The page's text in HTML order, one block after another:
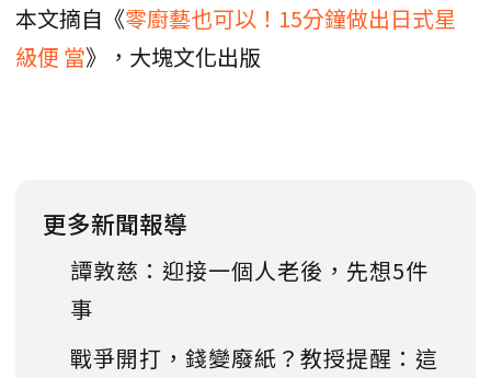
本文摘自《零廚藝也可以！15分鐘做出日式星
級便 當》，大塊文化出版
更多新聞報導
譚敦慈：迎接一個人老後，先想5件
事
戰爭開打，錢變廢紙？教授提醒：這